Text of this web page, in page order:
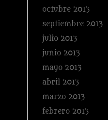
octubre 2013
septiembre 2013
julio 2013
junio 2013
mayo 2013
abril 2013
marzo 2013
febrero 2013